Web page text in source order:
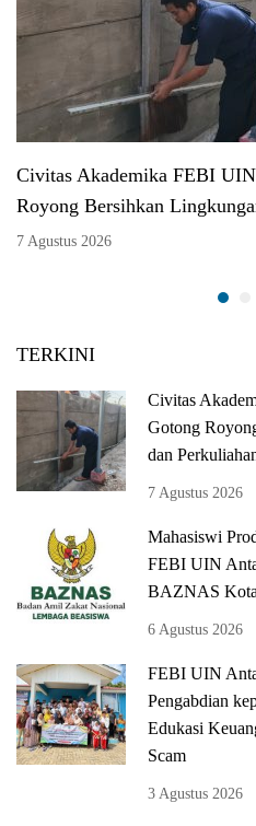
Civitas Akademika FEBI
Royong Bersihkan
7 Agustus 2026
TERKINI
Civitas
Gotong
dan
7 Agustus 2026
Mahasiswi
FEBI UIN
BAZNAS Kota
6 Agustus 2026
FEBI UIN
Pengabdian
Edukasi
Scam
3 Agustus 2026